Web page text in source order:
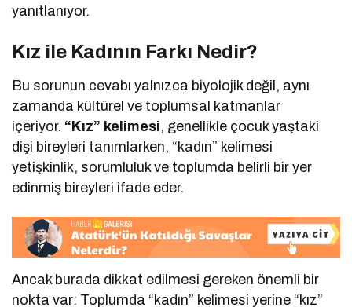
yanıtlanıyor.
Kız ile Kadının Farkı Nedir?
Bu sorunun cevabı yalnızca biyolojik değil, aynı
zamanda kültürel ve toplumsal katmanlar
içeriyor. “Kız” kelimesi, genellikle çocuk yaştaki
dişi bireyleri tanımlarken, “kadın” kelimesi
yetişkinlik, sorumluluk ve toplumda belirli bir yer
edinmiş bireyleri ifade eder.
Ancak burada dikkat edilmesi gereken önemli bir
nokta var: Toplumda “kadın” kelimesi yerine “kız”